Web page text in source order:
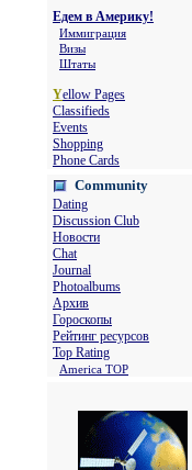
Едем в Америку!
Иммиграция
Визы
Штаты
Yellow Pages
Classifieds
Events
Shopping
Phone Cards
Community
Dating
Discussion Club
Новости
Chat
Journal
Photoalbums
Архив
Гороскопы
Рейтинг ресурсов
Top Rating
America TOP